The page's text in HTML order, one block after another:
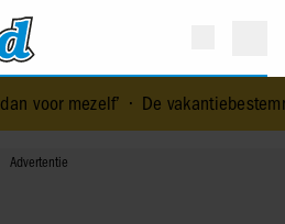
•De vakantiebestemming van…